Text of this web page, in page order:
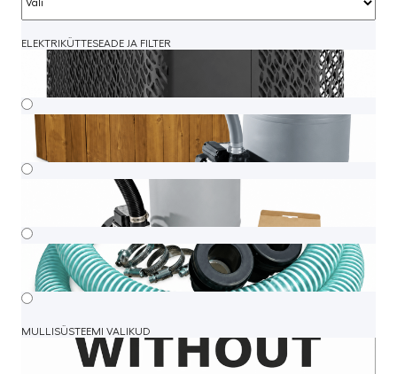
ELEKTRIKÜTTESEADE JA FILTER
MULLISÜSTEEMI VALIKUD